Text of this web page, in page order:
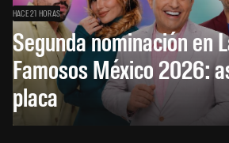
HACE 21 HORAS
Segunda nominación en
Famosos México 2026:
placa